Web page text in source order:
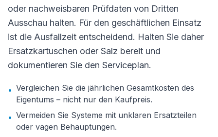
oder nachweisbaren Prüfdaten von Dritten
Ausschau halten. Für den geschäftlichen Einsatz
ist die Ausfallzeit entscheidend. Halten Sie daher
Ersatzkartuschen oder Salz bereit und
dokumentieren Sie den Serviceplan.
• Vergleichen Sie die jährlichen Gesamtkosten des
Eigentums – nicht nur den Kaufpreis.
• Vermeiden Sie Systeme mit unklaren Ersatzteilen
oder vagen Behauptungen.